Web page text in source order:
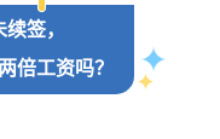
签，
倍工资吗？